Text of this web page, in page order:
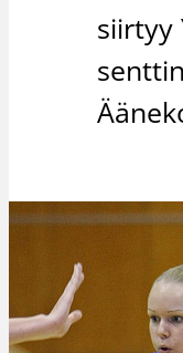
siirtyy